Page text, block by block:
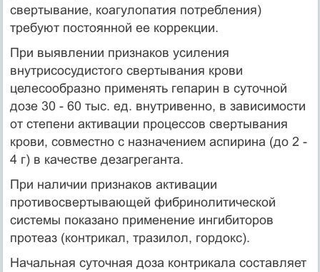
свертывание, коагулопатия потребления)
требуют постоянной ее коррекции.
При выявлении признаков усиления
внутрисосудистого свертывания крови
целесообразно применять гепарин в суточной
дозе 30 - 60 тыс. ед. внутривенно, в зависимости
от степени ак­тивации процессов свертывания
крови, совместно с назначением аспирина (до 2 -
4 г) в качестве дезагреганта.
При наличии признаков активации
противосвертывающей фибринолитической
системы показано применение ингибиторов
протеаз (контрикал, тразилол, гордокс).
Начальная суточная доза контрикала составляет